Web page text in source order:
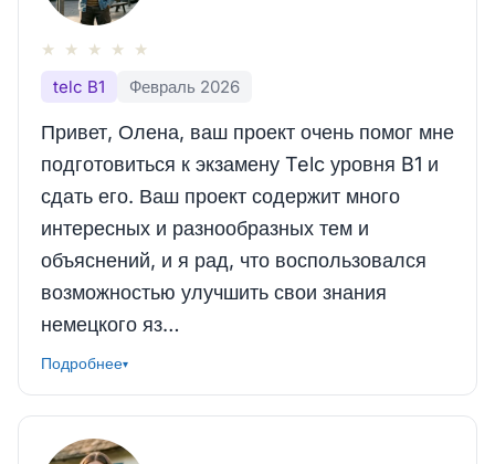
★ ★ ★ ★ ★
telc B1
Февраль 2026
Привет, Олена, ваш проект очень помог мне
подготовиться к экзамену Telc уровня B1 и
сдать его. Ваш проект содержит много
интересных и разнообразных тем и
объяснений, и я рад, что воспользовался
возможностью улучшить свои знания
немецкого яз…
Подробнее▾